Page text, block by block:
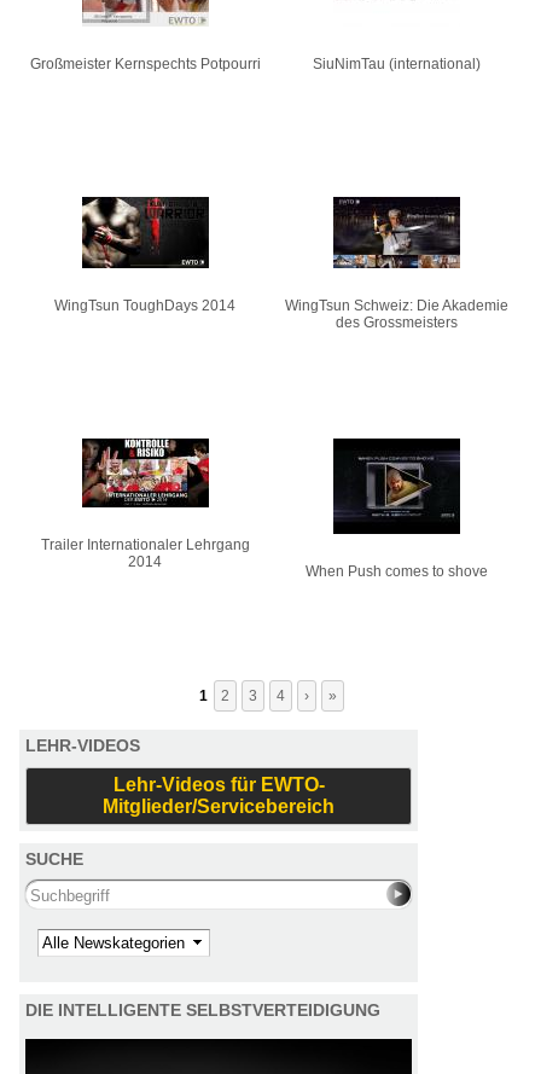
Großmeister Kernspechts Potpourri SiuNimTau (international)
WingTsun ToughDays 2014
WingTsun Schweiz: Die Akademie
des Grossmeisters
Trailer Internationaler Lehrgang
2014
When Push comes to shove
1 2 3 4 › »
LEHR-VIDEOS
Lehr-Videos für EWTO-
Mitglieder/Servicebereich
SUCHE
Search this site
Kategorie
DIE INTELLIGENTE SELBSTVERTEIDIGUNG